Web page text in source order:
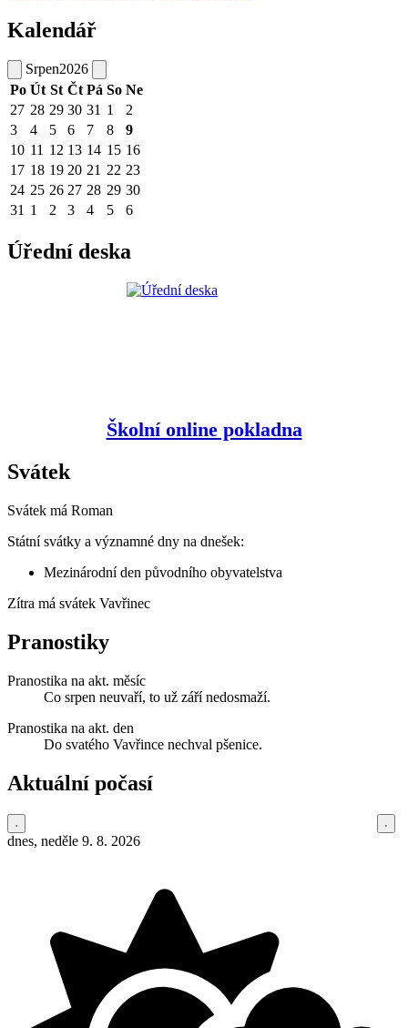
Kalendář
Srpen2026
Po Út St Čt Pá So Ne
27 28 29 30 31 1
2
3
4 5 6 7 8
9
10 11 12 13 14 15 16
17 18 19 20 21 22 23
24 25 26 27 28 29 30
31 1 2 3 4 5 6
Úřední deska
Školní online pokladna
Svátek
Svátek má Roman
Státní svátky a významné dny na dnešek:
Mezinárodní den původního obyvatelstva
Zítra má svátek Vavřinec
Pranostiky
Pranostika na akt. měsíc
Co srpen neuvaří, to už září nedosmaží.
Pranostika na akt. den
Do svatého Vavřince nechval pšenice.
Aktuální počasí
dnes, neděle 9. 8. 2026